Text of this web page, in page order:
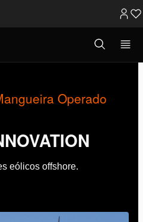
Abrir
modal
pesquisa
Desacoplador De M...
Operado
eólicos offshore.